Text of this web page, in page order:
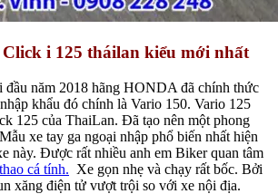
i 125 tháilan kiểu mới nhất
đầu năm 2018 hãng HONDA đã chính thức
khẩu đó chính là Vario 150. Vario 125
125 của ThaiLan. Đã tạo nên một phong
xe tay ga ngoại nhập phổ biến nhất hiện
này. Được rất nhiều anh em Biker quan tâm
cá tính. Xe gọn nhẹ và chạy rất bốc. Bởi
xăng điện tử vượt trội so với xe nội địa.